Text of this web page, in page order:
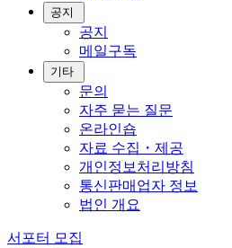
공지
공지
메일구독
기타
문의
자주 묻는 질문
온라인숍
자료 수집・제공
개인정보처리방침
통신판매업자 정보
법인 개요
서포터 모집